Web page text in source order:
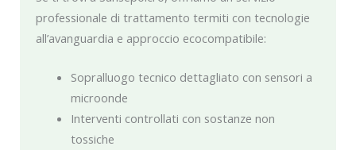
professionale di trattamento termiti con tecnologie
all’avanguardia e approccio ecocompatibile:
Sopralluogo tecnico dettagliato con sensori a
microonde
Interventi controllati con sostanze non
tossiche